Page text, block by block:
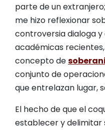
parte de un
me hizo reflexionar
controversia dialoga
académicas
concepto de
conjunto de
que entrelazan lugar,
El hecho de que el
establecer y